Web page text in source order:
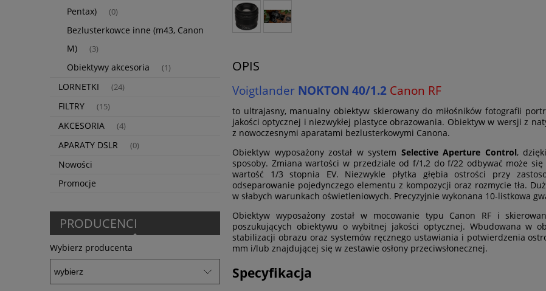
Pentax)
(0)
Bezlusterkowce inne (m43, Canon
M)
(3)
Obiektywy akcesoria (1)
LORNETKI (24)
FILTRY (15)
AKCESORIA (4)
APARATY DSLR (0)
Nowości
Promocje
PRODUCENCI
Wybierz producenta
OPIS
Voigtlander NOKTON 40/1.2 Canon RF
to ultrajasny, manualny obiektyw skierowany do miłośników fotografii
jakości optycznej i niezwykłej plastyce obrazowania. Obiektyw w wersji z
z nowoczesnymi aparatami bezlusterkowymi Canona.
Obiektyw wyposażony został w system Selective Aperture Control,
sposoby. Zmiana wartości w przedziale od f/1,2 do f/22 odbywać może
wartość 1/3 stopnia EV. Niezwykle płytka głębia ostrości przy
odseparowanie pojedynczego elementu z kompozycji oraz rozmycie tła.
w słabych warunkach oświetleniowych. Precyzyjnie wykonana 10-listkowa
Obiektyw wyposażony został w mocowanie typu Canon RF i
poszukujących obiektywu o wybitnej jakości optycznej. Wbudowana w
stabilizacji obrazu oraz systemów ręcznego ustawiania i potwierdzenia
mm i/lub znajdującej się w zestawie osłony przeciwsłonecznej.
Specyfikacja